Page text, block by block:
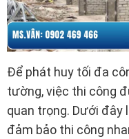
Để phát huy tối đa
tường, việc thi công
quan trọng. Dưới đây
đảm bảo thi công